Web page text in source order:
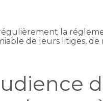
la
de leurs litiges,